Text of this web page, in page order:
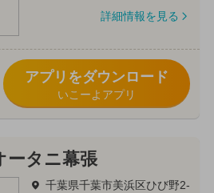
詳細情報を見る
アプリをダウンロード
いこーよアプリ
ータニ幕張
千葉県千葉市美浜区ひび野2-